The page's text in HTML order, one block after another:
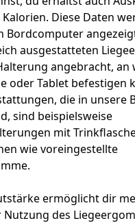
Diese Daten
Bordcomputer
ausgestatteten
angebracht, an
oder Tablet befestigen
die in unsere
sind beispielsweise
mit
wie voreingestellte
ermöglicht dir
Nutzung des